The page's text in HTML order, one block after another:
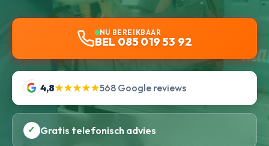
NU BEREIKBAAR
BEL 085 019 53 92
4,8★★★★★568 Google reviews
✓ Gratis telefonisch advies